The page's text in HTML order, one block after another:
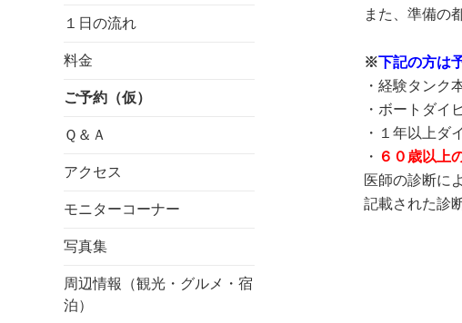
１日の流れ
料金
ご予約（仮）
Ｑ＆Ａ
アクセス
モニターコーナー
写真集
周辺情報（観光・グルメ・宿
泊）
また、準備の
※下記の方は
・経験タンク
・ボートダイ
・１年以上ダ
・ ６０歳以上
医師の診断に
記載された診